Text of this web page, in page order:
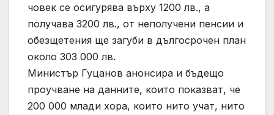
човек се осигурява върху 1200 лв., а
получава 3200 лв., от неполучени пенсии и
обезщетения ще загуби в дългосрочен план
около 303 000 лв.
Министър Гуцанов анонсира и бъдещо
проучване на данните, които показват, че
200 000 млади хора, които нито учат, нито